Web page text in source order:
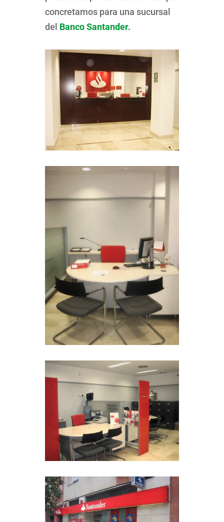
concretamos para una sucursal
del Banco Santander.